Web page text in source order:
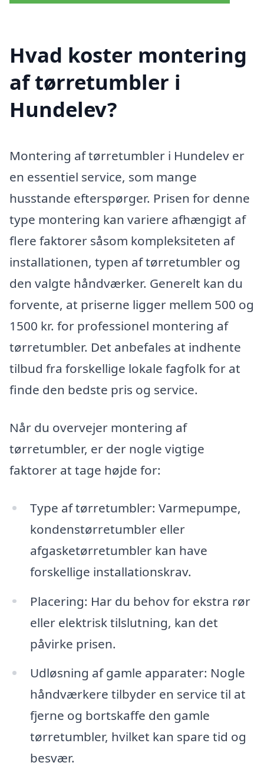
Hvad koster montering
af tørretumbler i
Hundelev?
Montering af tørretumbler i Hundelev er
en essentiel service, som mange
husstande efterspørger. Prisen for denne
type montering kan variere afhængigt af
flere faktorer såsom kompleksiteten af
installationen, typen af tørretumbler og
den valgte håndværker. Generelt kan du
forvente, at priserne ligger mellem 500 og
1500 kr. for professionel montering af
tørretumbler. Det anbefales at indhente
tilbud fra forskellige lokale fagfolk for at
finde den bedste pris og service.
Når du overvejer montering af
tørretumbler, er der nogle vigtige
faktorer at tage højde for:
Type af tørretumbler: Varmepumpe,
kondenstørretumbler eller
afgasketørretumbler kan have
forskellige installationskrav.
Placering: Har du behov for ekstra rør
eller elektrisk tilslutning, kan det
påvirke prisen.
Udløsning af gamle apparater: Nogle
håndværkere tilbyder en service til at
fjerne og bortskaffe den gamle
tørretumbler, hvilket kan spare tid og
besvær.